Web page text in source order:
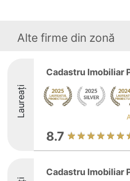
Alte firme din zonă
Laureați
Cadastru Imobiliar
8.7
Cadastru Imobiliar